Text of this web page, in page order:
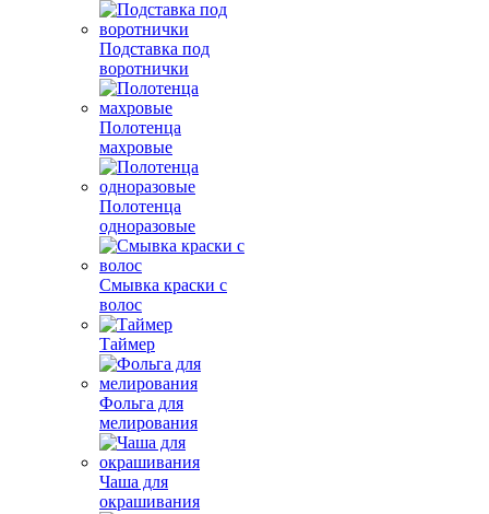
Подставка под
воротнички
Полотенца
махровые
Полотенца
одноразовые
Смывка краски с
волос
Таймер
Фольга для
мелирования
Чаша для
окрашивания